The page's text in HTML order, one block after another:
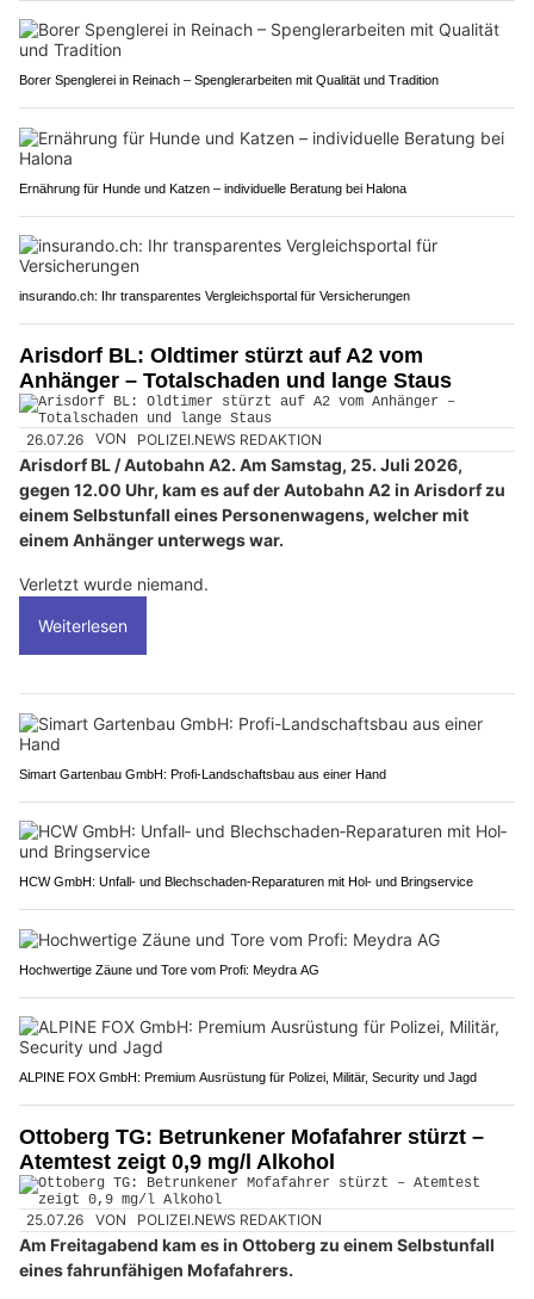
Borer Spenglerei in Reinach – Spenglerarbeiten mit Qualität und Tradition
Ernährung für Hunde und Katzen – individuelle Beratung bei Halona
insurando.ch: Ihr transparentes Vergleichsportal für Versicherungen
Arisdorf BL: Oldtimer stürzt auf A2 vom
Anhänger – Totalschaden und lange Staus
26.07.26 VON POLIZEI.NEWS REDAKTION
Arisdorf BL / Autobahn A2. Am Samstag, 25. Juli 2026,
gegen 12.00 Uhr, kam es auf der Autobahn A2 in Arisdorf zu
einem Selbstunfall eines Personenwagens, welcher mit
einem Anhänger unterwegs war.
Verletzt wurde niemand.
Weiterlesen
Simart Gartenbau GmbH: Profi-Landschaftsbau aus einer Hand
HCW GmbH: Unfall‑ und Blechschaden‑Reparaturen mit Hol‑ und Bringservice
Hochwertige Zäune und Tore vom Profi: Meydra AG
ALPINE FOX GmbH: Premium Ausrüstung für Polizei, Militär, Security und Jagd
Ottoberg TG: Betrunkener Mofafahrer stürzt –
Atemtest zeigt 0,9 mg/l Alkohol
25.07.26 VON POLIZEI.NEWS REDAKTION
Am Freitagabend kam es in Ottoberg zu einem Selbstunfall
eines fahrunfähigen Mofafahrers.